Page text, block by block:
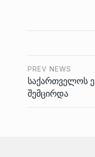
PREV NEWS
საქართველოს
შემცირდა